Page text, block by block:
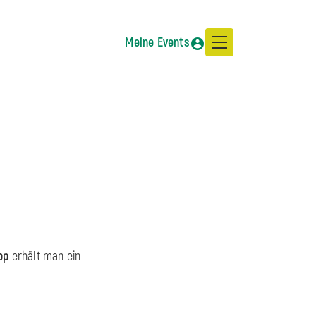
Meine Events
erhält man ein